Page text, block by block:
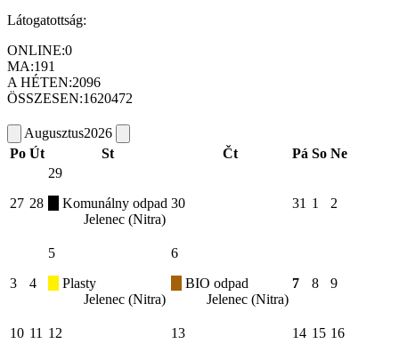
Látogatottság:
ONLINE:0
MA:191
A HÉTEN:2096
ÖSSZESEN:1620472
Augusztus2026
Po Út St Čt Pá So Ne
27 28
29
Komunálny odpad
Jelenec (Nitra)
30 31 1 2
3 4
5
Plasty
Jelenec (Nitra)
6
BIO odpad
Jelenec (Nitra)
7 8 9
10 11 12 13 14 15 16